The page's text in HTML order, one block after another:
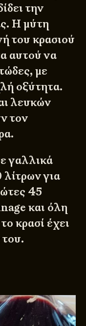
την
Η μύτη
του κρασιού
αυτού να
με
οξύτητα.
λευκών
τον
γαλλικά
για
45
και όλη
κρασί έχει
του.